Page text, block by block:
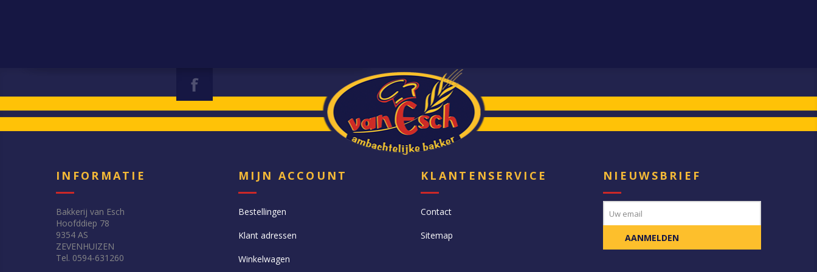
INFORMATIE
Bakkerij van Esch
Hoofddiep 78
9354 AS
ZEVENHUIZEN
Tel. 0594-631260
MIJN ACCOUNT
Bestellingen
Klant adressen
Winkelwagen
KLANTENSERVICE
Contact
Sitemap
NIEUWSBRIEF